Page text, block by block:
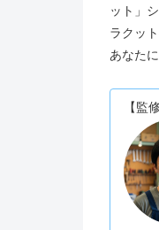
ット」
ラクッ
あなた
【監